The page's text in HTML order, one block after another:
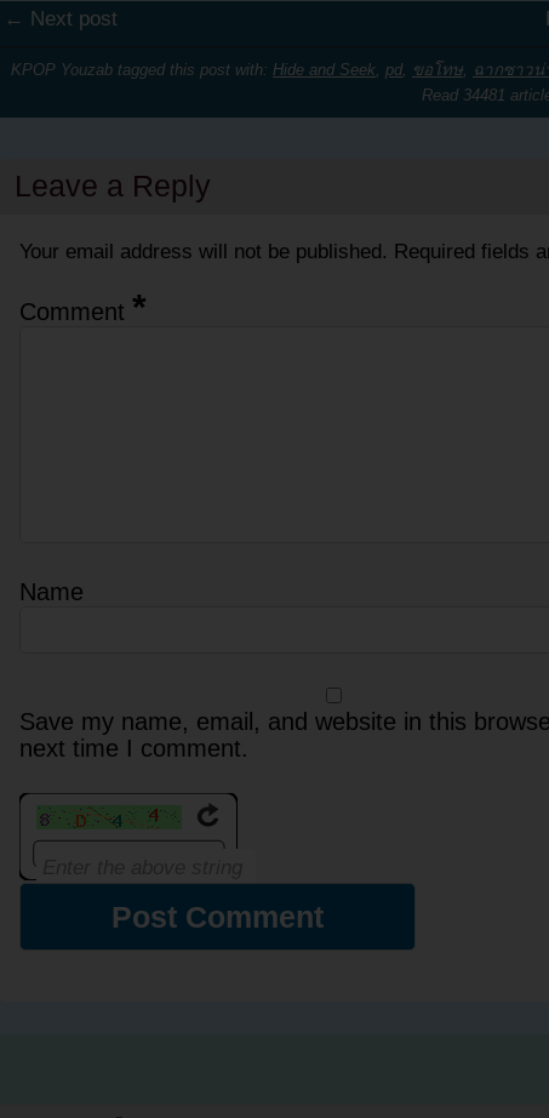
← Next post
KPOP Youzab tagged this post with: Hide and Seek, pd, ขอโทษ, ฉากซาวน่
Read 34481
Leave a Reply
Your email address will not be published. Required fields
Comment *
Name
Save my name, email, and website in this
next time I comment.